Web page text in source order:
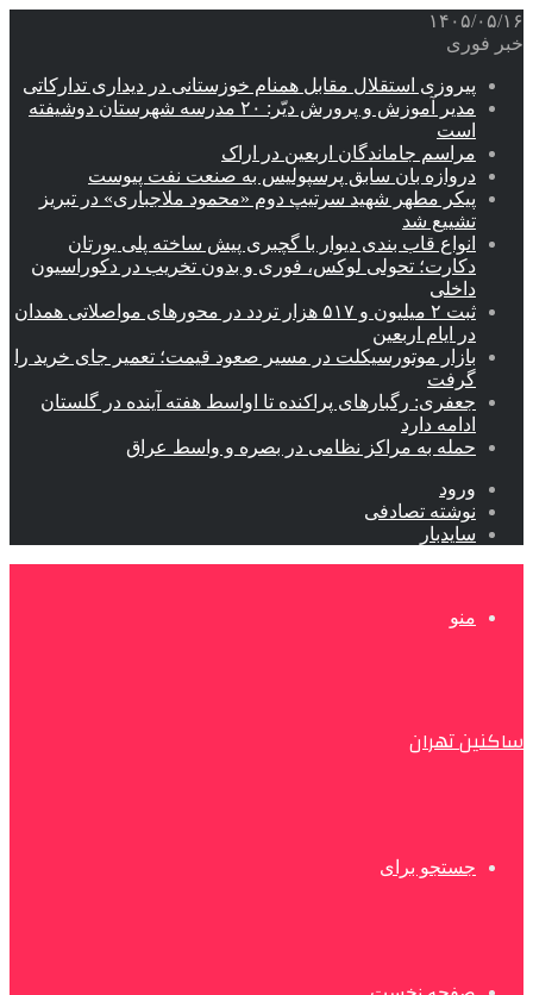
۱۴۰۵/۰۵/۱۶
خبر فوری
پیروزی استقلال مقابل همنام خوزستانی در دیداری تدارکاتی
مدیر آموزش و پرورش دیّر: ۲۰ مدرسه شهرستان دوشیفته
است
مراسم جاماندگان اربعین در اراک
دروازه بان سابق پرسپولیس به صنعت نفت پیوست
پیکر مطهر شهید سرتیپ دوم «محمود ملاجباری» در تبریز
تشییع شد
انواع قاب بندی دیوار با گچبری پیش ساخته پلی یورتان
دکارت؛ تحولی لوکس، فوری و بدون تخریب در دکوراسیون
داخلی
ثبت ۲ میلیون و ۵۱۷ هزار تردد در محورهای مواصلاتی همدان
در ایام اربعین
بازار موتورسیکلت در مسیر صعود قیمت؛ تعمیر جای خرید را
گرفت
جعفری: رگبارهای پراکنده تا اواسط هفته آینده در گلستان
ادامه دارد
حمله به مراکز نظامی در بصره و واسط عراق
ورود
نوشته تصادفی
سایدبار
منو
ساکنین تهران
جستجو برای